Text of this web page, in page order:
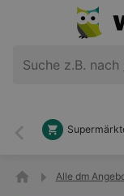
Zurück
Alle dm